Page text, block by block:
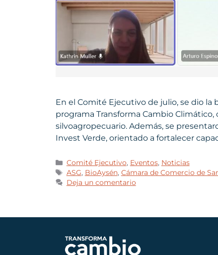
En el Comité Ejecutivo de julio, se dio
programa Transforma Cambio
silvoagropecuario. Además, se
Invest Verde, orientado a fortalecer
Comité Ejecutivo, Eventos, Noticias
ASG, BioAysén, Cámara de Comercio de
Deja un comentario